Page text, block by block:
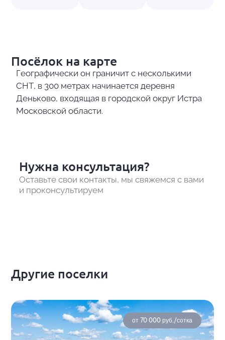
Посёлок на карте
Географически он граничит с несколькими
СНТ, в 300 метрах начинается деревня
Деньково, входящая в городской округ Истра
Московской области.
Нужна консультация?
Оставьте свои контакты, мы свяжемся с вами
и проконсультируем
Другие поселки
от 70 000 руб./сотка